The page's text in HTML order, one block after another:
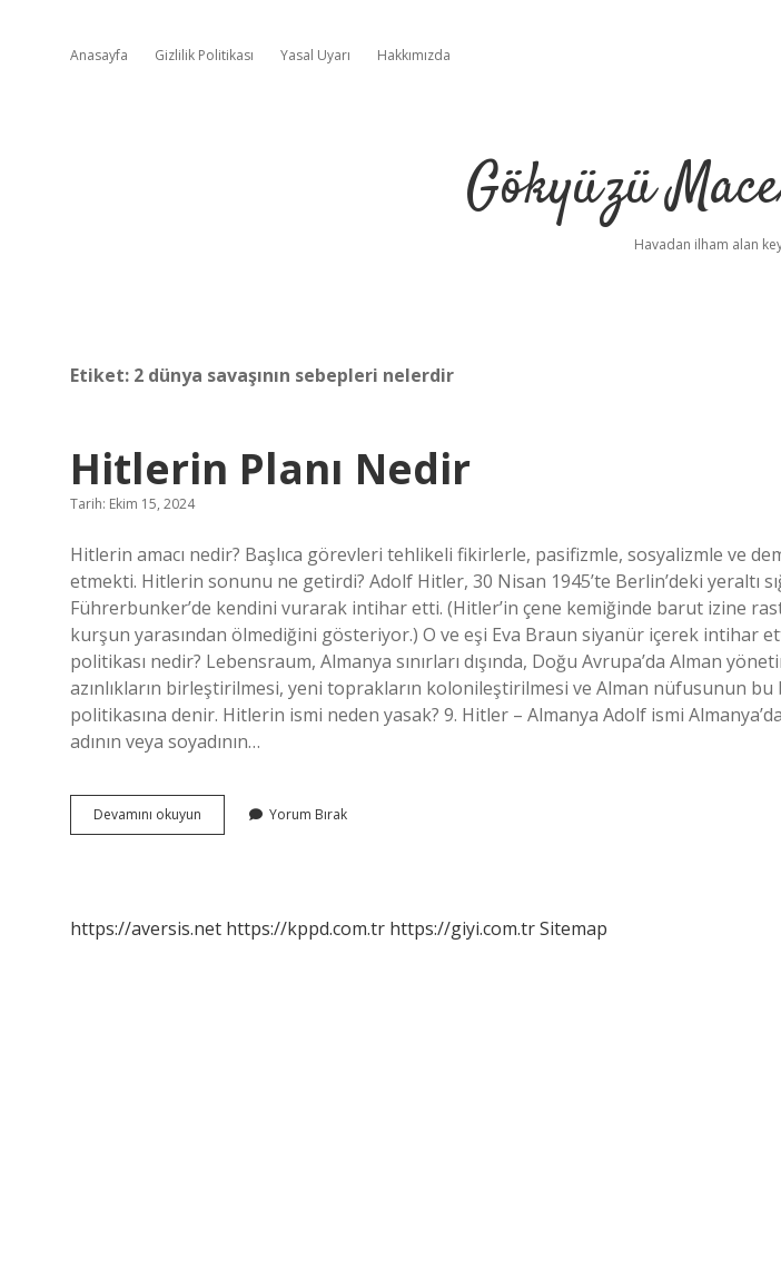
Anasayfa Gizlilik Politikası Yasal Uyarı Hakkımızda
Gökyüzü
Havadan ilham alan
Etiket: 2 dünya savaşının sebepleri nelerdir
Hitlerin Planı Nedir
Tarih: Ekim 15, 2024
Hitlerin amacı nedir? Başlıca görevleri tehlikeli fikirlerle, pasifizmle, sosyalizmle ve
etmekti. Hitlerin sonunu ne getirdi? Adolf Hitler, 30 Nisan 1945’te Berlin’deki yeraltı
Führerbunker’de kendini vurarak intihar etti. (Hitler’in çene kemiğinde barut izine
kurşun yarasından ölmediğini gösteriyor.) O ve eşi Eva Braun siyanür içerek intihar
politikası nedir? Lebensraum, Almanya sınırları dışında, Doğu Avrupa’da Alman
azınlıkların birleştirilmesi, yeni toprakların kolonileştirilmesi ve Alman nüfusunun
politikasına denir. Hitlerin ismi neden yasak? 9. Hitler – Almanya Adolf ismi
adının veya soyadının…
Devamını okuyun
Planı
Yorum Bırak
https://aversis.net https://kppd.com.tr https://giyi.com.trSitemap